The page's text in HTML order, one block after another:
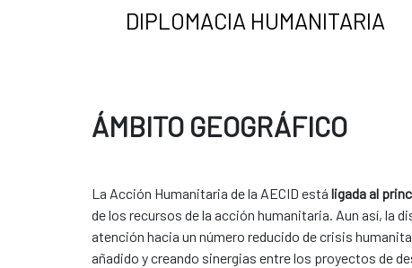
DIPLOMACIA HUMANITARIA
ÁMBITO GEOGRÁFICO
La Acción Humanitaria de la AECID está ligada al
de los recursos de la acción humanitaria. Aun así, la
atención hacia un número reducido de crisis
añadido y creando sinergias entre los proyectos de